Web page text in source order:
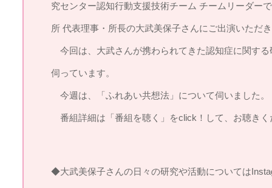
究センター認知行動支援技術チーム チームリーダー
所 代表理事・所長の大武美保子さんにご出演いただ
今回は、大武さんが携わられてきた認知症に関す
伺っています。
今週は、「ふれあい共想法」について伺いました。
番組詳細は「番組を聴く」をclick！して、お聴きく
◆大武美保子さんの日々の研究や活動については